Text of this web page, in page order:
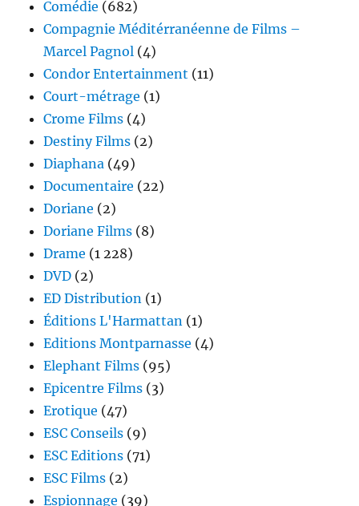
Comédie (682)
Compagnie Méditérranéenne de Films –
Marcel Pagnol (4)
Condor Entertainment (11)
Court-métrage (1)
Crome Films (4)
Destiny Films (2)
Diaphana (49)
Documentaire (22)
Doriane (2)
Doriane Films (8)
Drame (1 228)
DVD (2)
ED Distribution (1)
Éditions L'Harmattan (1)
Editions Montparnasse (4)
Elephant Films (95)
Epicentre Films (3)
Erotique (47)
ESC Conseils (9)
ESC Editions (71)
ESC Films (2)
Espionnage (39)